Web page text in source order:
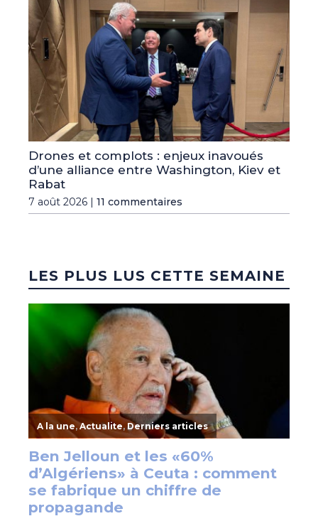
Drones et complots : enjeux inavoués
d’une alliance entre Washington, Kiev et
Rabat
7 août 2026 | 11 commentaires
LES PLUS LUS CETTE SEMAINE